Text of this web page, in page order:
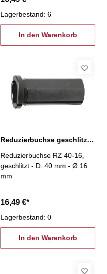
Lagerbestand: 6
In den Warenkorb
Reduzierbuchse geschlitzt, RZ-40-16
Reduzierbuchse RZ 40-16,
geschlitzt - D: 40 mm - Ø 16
mm
16,49 €*
Lagerbestand: 0
In den Warenkorb